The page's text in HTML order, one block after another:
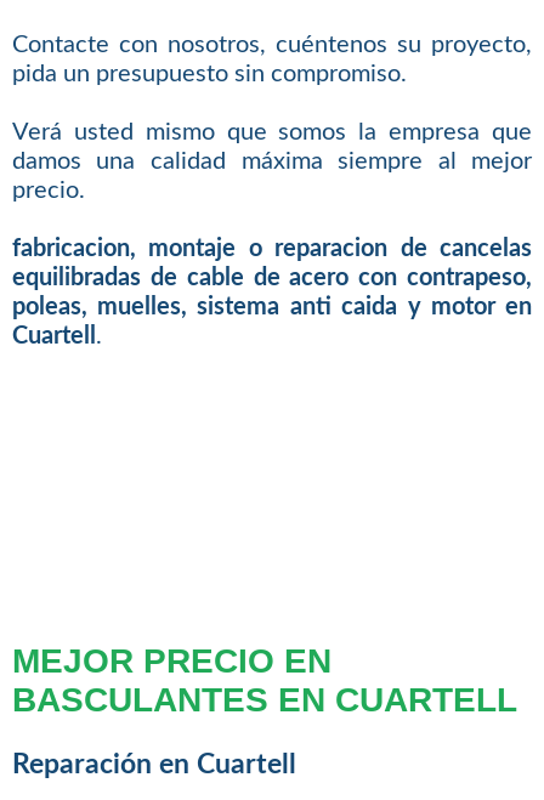
Contacte con nosotros, cuéntenos su proyecto,
pida un presupuesto sin compromiso.
Verá usted mismo que somos la empresa que
damos una calidad máxima siempre al mejor
precio.
fabricacion, montaje o reparacion de cancelas
equilibradas de cable de acero con contrapeso,
poleas, muelles, sistema anti caida y motor en
Cuartell .
MEJOR PRECIO EN
BASCULANTES EN CUARTELL
Reparación en Cuartell